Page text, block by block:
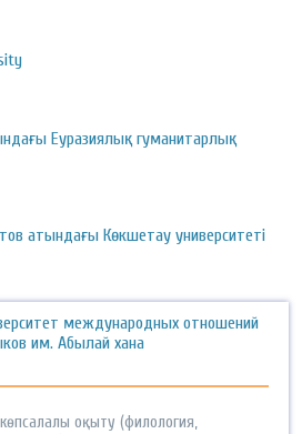
Еуразиялық гуманитарлық
атындағы Көкшетау университеті
международных отношений
им. Абылай хана
көпсалалы оқыту (филология,